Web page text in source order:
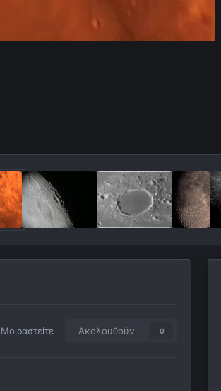
Μοιραστείτε Ακολουθούν 0